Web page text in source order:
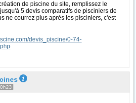
de piscine du site, remplissez le
5 devis comparatifs de pisciniers de
ne courrez plus après les pisciniers, c'est
devis_piscine/0-74-